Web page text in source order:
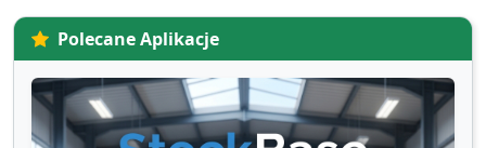
Polecane Aplikacje